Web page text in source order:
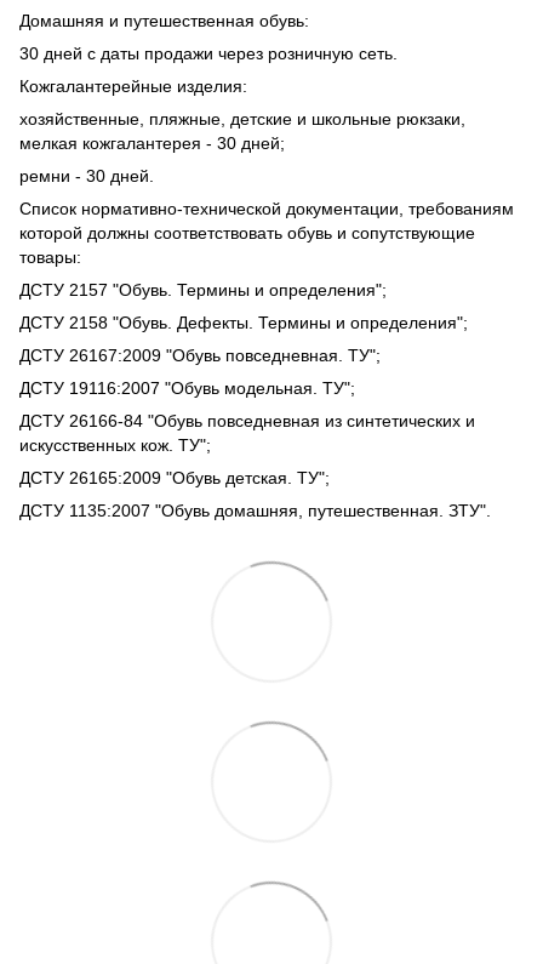
Домашняя и путешественная обувь:
30 дней с даты продажи через розничную сеть.
Кожгалантерейные изделия:
хозяйственные, пляжные, детские и школьные рюкзаки,
мелкая кожгалантерея - 30 дней;
ремни - 30 дней.
Список нормативно-технической документации, требованиям
которой должны соответствовать обувь и сопутствующие
товары:
ДСТУ 2157 "Обувь. Термины и определения";
ДСТУ 2158 "Обувь. Дефекты. Термины и определения";
ДСТУ 26167:2009 "Обувь повседневная. ТУ";
ДСТУ 19116:2007 "Обувь модельная. ТУ";
ДСТУ 26166-84 "Обувь повседневная из синтетических и
искусственных кож. ТУ";
ДСТУ 26165:2009 "Обувь детская. ТУ";
ДСТУ 1135:2007 "Обувь домашняя, путешественная. ЗТУ".